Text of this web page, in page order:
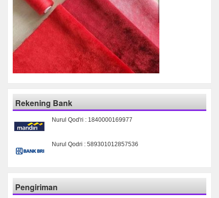
Rekening Bank
Nurul Qod'ri : 1840000169977
Nurul Qodri : 589301012857536
Pengiriman